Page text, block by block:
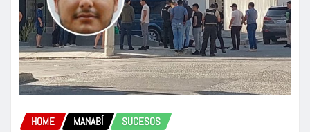
HOME MANABÍ SUCESOS